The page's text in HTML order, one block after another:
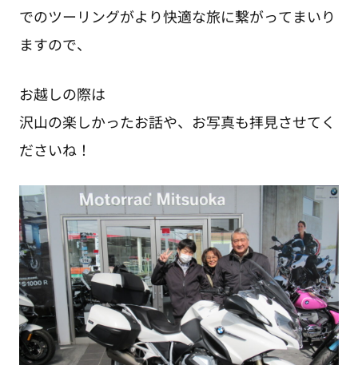
でのツーリングがより快適な旅に繋がってまいり
ますので、
お越しの際は
沢山の楽しかったお話や、お写真も拝見させてく
ださいね！